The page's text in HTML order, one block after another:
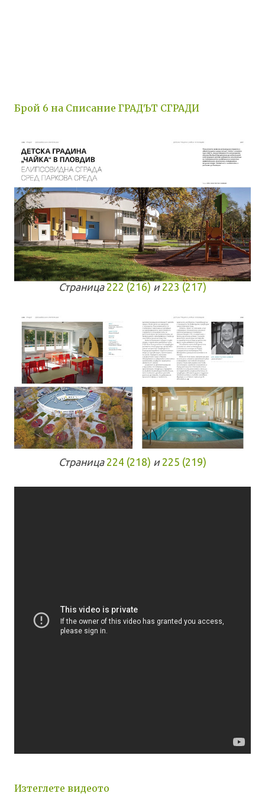
Брой 6 на Списание ГРАДЪТ СГРАДИ
Страница 222 (216) и 223 (217)
Страница 224 (218) и 225 (219)
Изтеглете видеото